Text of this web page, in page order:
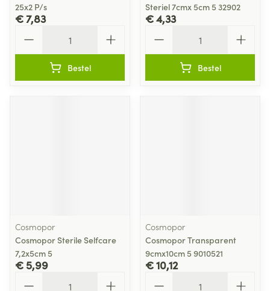
25x2 P/s
€ 7,83
Bestel
Steriel 7cmx 5cm 5 32902
€ 4,33
Bestel
Cosmopor
Cosmopor Sterile Selfcare
7,2x5cm 5
€ 5,99
Cosmopor
Cosmopor Transparent
9cmx10cm 5 9010521
€ 10,12